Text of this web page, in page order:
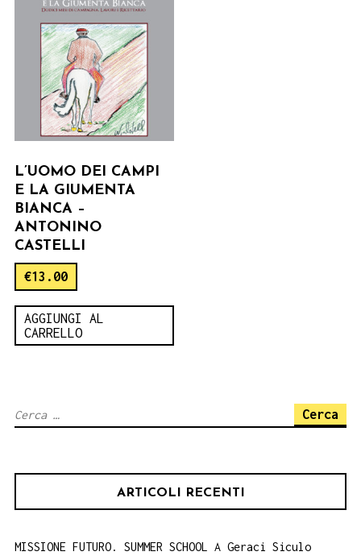
L’UOMO DEI CAMPI
E LA GIUMENTA
BIANCA –
ANTONINO
CASTELLI
€13.00
AGGIUNGI AL
CARRELLO
Ricerca
ARTICOLI RECENTI
MISSIONE FUTURO. SUMMER SCHOOL A Geraci Siculo